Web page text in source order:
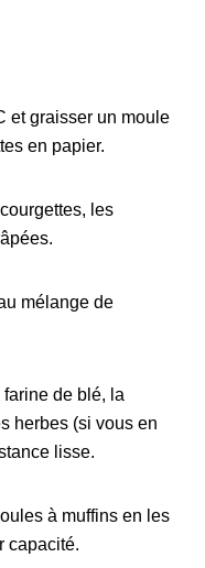
et graisser un moule
en papier.
les
mélange de
de blé, la
herbes (si vous en
lisse.
à muffins en les
capacité.